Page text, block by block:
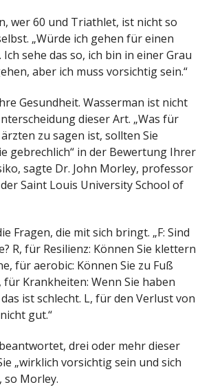
wer 60 und Triathlet, ist nicht so
„Würde ich gehen für einen
Ich sehe das so, ich bin in einer Grau
aber ich muss vorsichtig sein.“
Gesundheit. Wasserman ist nicht
dieser Art. „Was für
zu sagen ist, sollten Sie
gebrechlich“ in der Bewertung Ihrer
sagte Dr. John Morley, professor
Saint Louis University School of
Fragen, die mit sich bringt. „F: Sind
R, für Resilienz: Können Sie klettern
für aerobic: Können Sie zu Fuß
für Krankheiten: Wenn Sie haben
ist schlecht. L, für den Verlust von
gut.“
drei oder mehr dieser
„wirklich vorsichtig sein und sich
so Morley.